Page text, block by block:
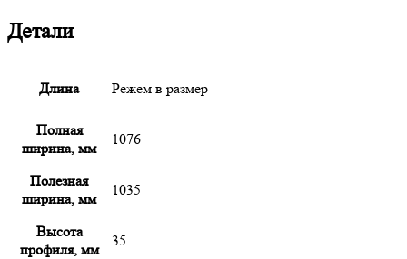
Детали
Длина Режем в размер
Полная
ширина, мм
1076
Полезная
ширина, мм
1035
Высота
профиля, мм
35